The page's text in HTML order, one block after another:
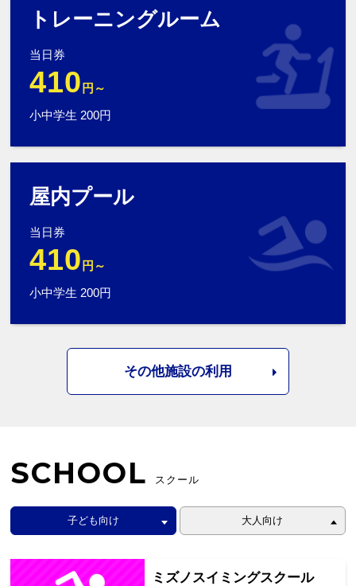
トレーニングルーム
当日券
410 円～
小中学生 200円
屋内プール
当日券
410 円～
小中学生 200円
その他施設の利用
SCHOOL スクール
子ども向け 大人向け
ミズノスイミングスクール